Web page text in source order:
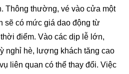
Thông thường, vé vào cửa một
sẽ có mức giá dao động từ
điểm. Vào các dịp lễ lớn,
nghỉ hè, lượng khách tăng cao
liên quan có thể thay đổi. Việc